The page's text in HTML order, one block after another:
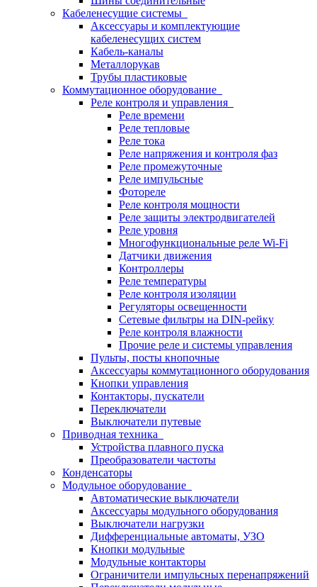
Кабеленесущие системы
Аксессуары и комплектующие
кабеленесущих систем
Кабель-каналы
Металлорукав
Трубы пластиковые
Коммутационное оборудование
Реле контроля и управления
Реле времени
Реле тепловые
Реле тока
Реле напряжения и контроля фаз
Реле промежуточные
Реле импульсные
Фотореле
Реле контроля мощности
Реле защиты электродвигателей
Реле уровня
Многофункциональные реле Wi-Fi
Датчики движения
Контроллеры
Реле температуры
Реле контроля изоляции
Регуляторы освещенности
Сетевые фильтры на DIN-рейку
Реле контроля влажности
Прочие реле и системы управления
Пульты, посты кнопочные
Аксессуары коммутационного оборудования
Кнопки управления
Контакторы, пускатели
Переключатели
Выключатели путевые
Приводная техника
Устройства плавного пуска
Преобразователи частоты
Конденсаторы
Модульное оборудование
Автоматические выключатели
Аксессуары модульного оборудования
Выключатели нагрузки
Дифференциальные автоматы, УЗО
Кнопки модульные
Модульные контакторы
Ограничители импульсных перенапряжений